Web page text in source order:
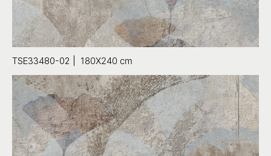
TSE33480-02 | 180X240 cm